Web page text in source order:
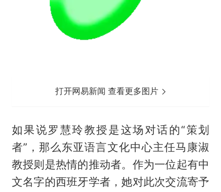
打开网易新闻 查看更多图片
如果说罗慧玲教授是这场对话的“策划
者”，那么东亚语言文化中心主任马康淑
教授则是热情的推动者。作为一位起有中
文名字的西班牙学者，她对此次交流寄予